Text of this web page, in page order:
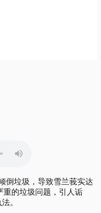
倒垃圾，导致雪兰莪实达
重的垃圾问题，引人诟
。